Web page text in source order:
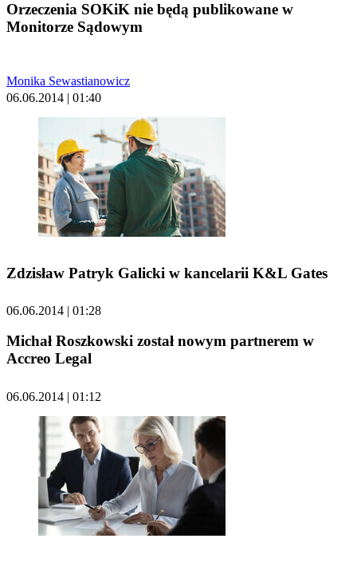
Orzeczenia SOKiK nie będą publikowane w
Monitorze Sądowym
Monika Sewastianowicz
06.06.2014 | 01:40
Zdzisław Patryk Galicki w kancelarii K&L Gates
06.06.2014 | 01:28
Michał Roszkowski został nowym partnerem w
Accreo Legal
06.06.2014 | 01:12